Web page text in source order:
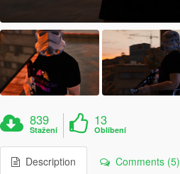
839
Stažení
13
Oblíbení
Description Comments (5)